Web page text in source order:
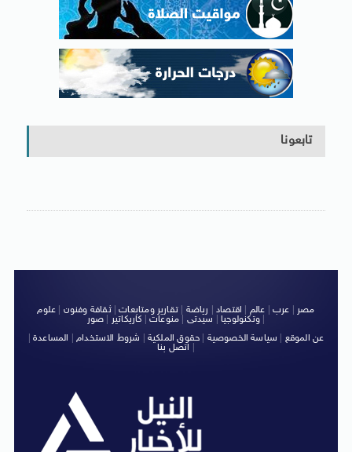
تابعونا
مصر عرب عالم اقتصاد رياضة |تقارير ومتابعات|ثقافة وفنون
علوم
وتكنولوجيا| سيدتى منوعات كاريكاتير صور
|
عن الموقع
سياسة الخصوصية حقوق الملكية شروط الاستخدام| المساعدة|
اتصل بنا